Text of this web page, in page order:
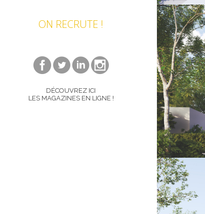
ON RECRUTE !
DÉCOUVREZ ICI
LES MAGAZINES EN LIGNE !